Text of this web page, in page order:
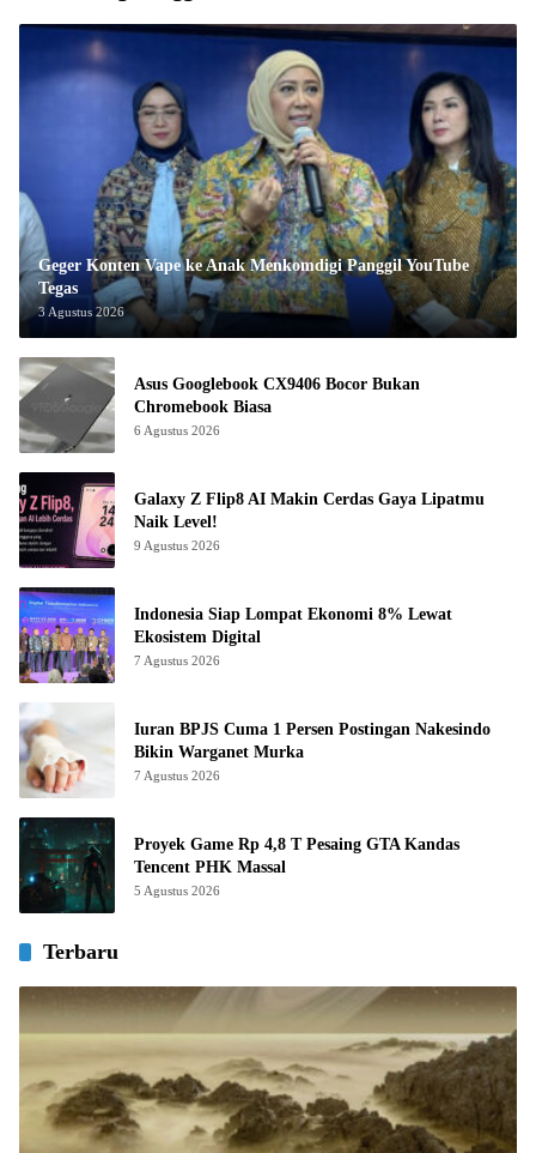
Geger Konten Vape ke Anak Menkomdigi Panggil YouTube
Tegas
3 Agustus 2026
Asus Googlebook CX9406 Bocor Bukan
Chromebook Biasa
6 Agustus 2026
Galaxy Z Flip8 AI Makin Cerdas Gaya Lipatmu
Naik Level!
9 Agustus 2026
Indonesia Siap Lompat Ekonomi 8% Lewat
Ekosistem Digital
7 Agustus 2026
Iuran BPJS Cuma 1 Persen Postingan Nakesindo
Bikin Warganet Murka
7 Agustus 2026
Proyek Game Rp 4,8 T Pesaing GTA Kandas
Tencent PHK Massal
5 Agustus 2026
Terbaru